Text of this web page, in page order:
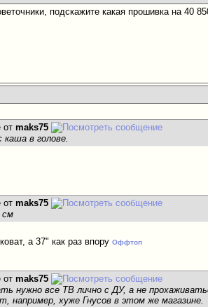
подскажите какая прошивка на 40
отmaks75
каша в голове.
отmaks75
см
а 37" как раз впору Оффтоп
отmaks75
нужно все ТВ лично с ДУ, а не
например, хуже Гнусов в этом же магазине.